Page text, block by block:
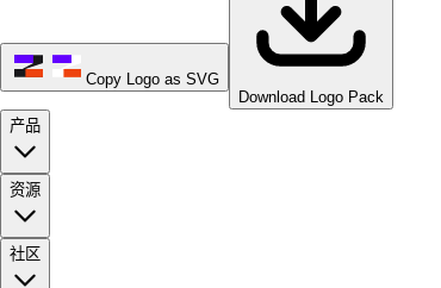
Copy Logo as SVG
Download Logo Pack
产品
资源
社区